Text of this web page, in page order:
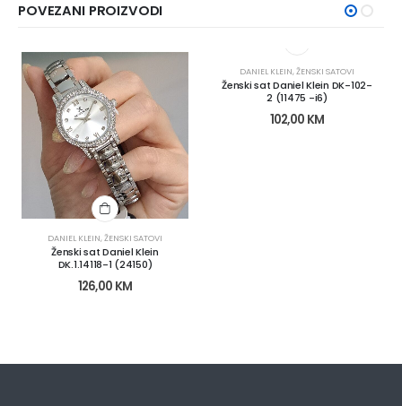
POVEZANI PROIZVODI
DANIEL KLEIN,ŽENSKI SATOVI
Ženski sat Daniel Klein
DK.1.14118-1 (24150)
126,00 KM
DANIEL KLEIN,ŽENSKI SATOVI
Ženski sat Daniel Klein DK-102-
2 (11475 -i6)
102,00 KM